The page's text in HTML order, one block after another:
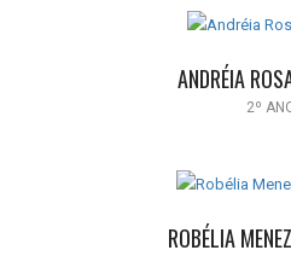
ANDRÉIA
2º
ROBÉLIA